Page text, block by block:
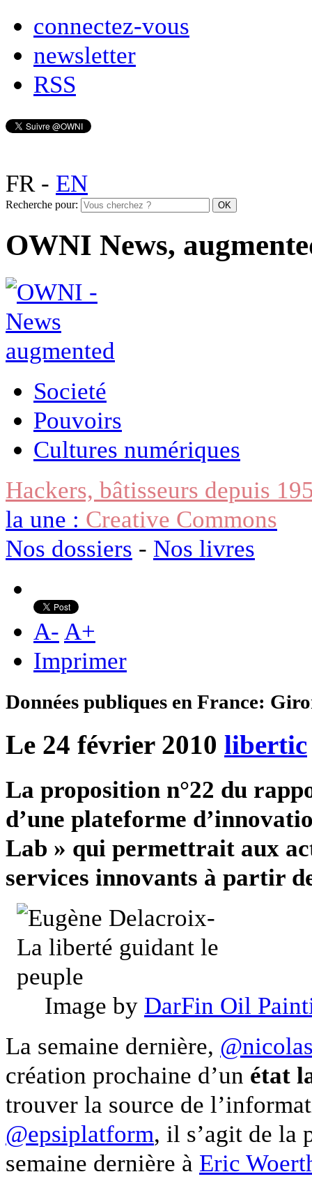
connectez-vous
newsletter
RSS
FR- EN
Recherche pour:
OWNI News,
Societé
Pouvoirs
Cultures numériques
Hackers, bâtisseurs depuis
la une : Creative Commons
Nos dossiers - Nos livres
A- A+
Imprimer
Données publiques en France:
Le 24 février 2010 libertic
La proposition n°22 du
d’une plateforme
Lab » qui permettrait aux
services innovants à partir
Image by DarFin Oil
La semaine dernière,
création prochaine d’un état
trouver la source de
@epsiplatform, il s’agit de la
semaine dernière à Eric